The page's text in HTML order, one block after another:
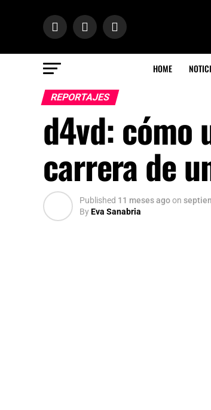
HOME
REPORTAJES
d4vd: cómo
carrera de
Published 11 meses agoon
ByEva Sanabria